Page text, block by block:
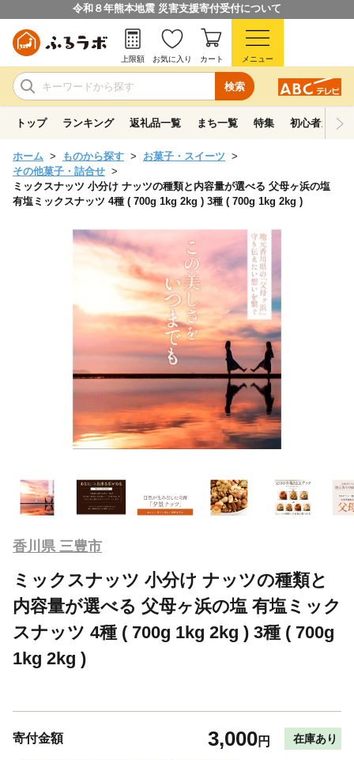
令和８年熊本地震 災害支援寄付受付について
検索
上限額 お気に入り カート メニュー
トップ ランキング 返礼品一覧 まち一覧 特集 初心者ガイド
ホーム ものから探す
お菓子・スイーツ
その他菓子・詰合せ
ミックスナッツ 小分け ナッツの種類と内容量が選べる 父母ヶ浜の塩
有塩ミックスナッツ 4種 ( 700g 1kg 2kg ) 3種 ( 700g 1kg 2kg )
香川県 三豊市
ミックスナッツ 小分け ナッツの種類と
内容量が選べる 父母ヶ浜の塩 有塩ミック
スナッツ 4種 ( 700g 1kg 2kg ) 3種 ( 700g
1kg 2kg )
寄付金額 3,000円 在庫あり